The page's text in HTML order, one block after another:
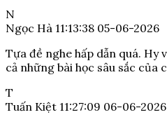
N
Ngọc Hà 11:13:38 05-06-2026
Tựa đề nghe hấp dẫn quá. Hy
cả những bài học sâu sắc của
T
Tuấn Kiệt 11:27:09 06-06-2026